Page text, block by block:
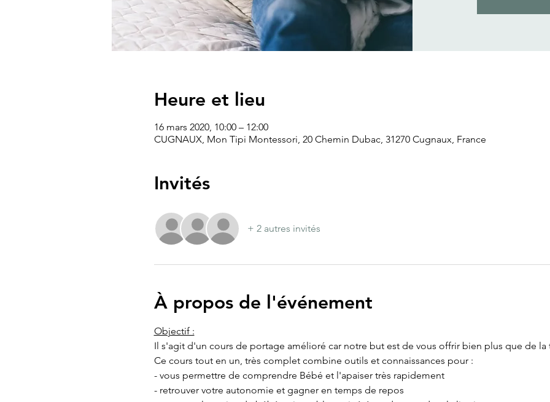
Heure et lieu
16 mars 2020, 10:00 – 12:00
CUGNAUX, Mon Tipi Montessori, 20 Chemin Dubac, 31270 Cugnaux, France
Invités
+ 2 autres invités
À propos de l'événement
Objectif :
Il s'agit d'un cours de portage amélioré car notre but est de vous offrir bien plus que de la
Ce cours tout en un, très complet combine outils et connaissances pour :
- vous permettre de comprendre Bébé et l'apaiser très rapidement
- retrouver votre autonomie et gagner en temps de repos